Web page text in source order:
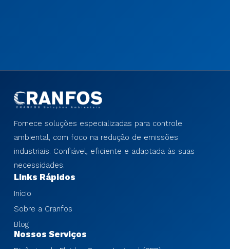
Fornece soluções especializadas para controle
ambiental, com foco na redução de emissões
industriais. Confiável, eficiente e adaptada às suas
necessidades.
Links Rápidos
Início
Sobre a Cranfos
Blog
Nossos Serviços